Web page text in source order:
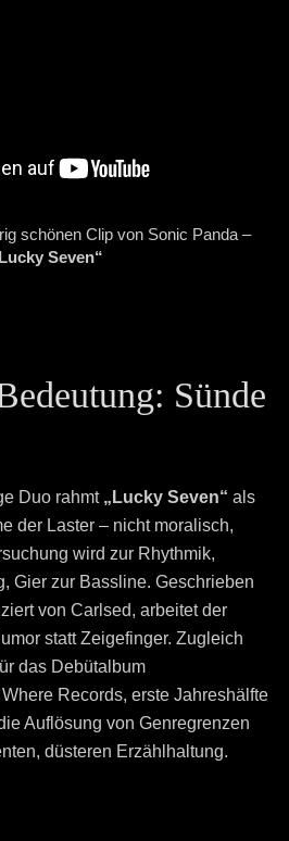
schönen Clip von Sonic Panda –
Seven“
Sünde
Duo rahmt „Lucky Seven“ als
der Laster – nicht moralisch,
wird zur Rhythmik,
Gier zur Bassline. Geschrieben
von Carlsed, arbeitet der
statt Zeigefinger. Zugleich
das Debütalbum
Records, erste Jahreshälfte
Auflösung von Genregrenzen
düsteren Erzählhaltung.